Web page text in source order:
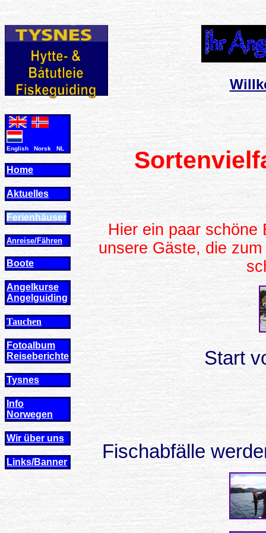
English Norsk NL
Home
Aktuelles
Ferienhäuser
Anreise/Fähren
Boote
Angelkurse
Angel guiding
Tauchen
Fotoalbum
Reiseberichte
Tysnes
Info
Norwegen
Wir über uns
Links/Banner
Hier ein paar schöne
unsere Gäste, die
Start
Fischabfälle